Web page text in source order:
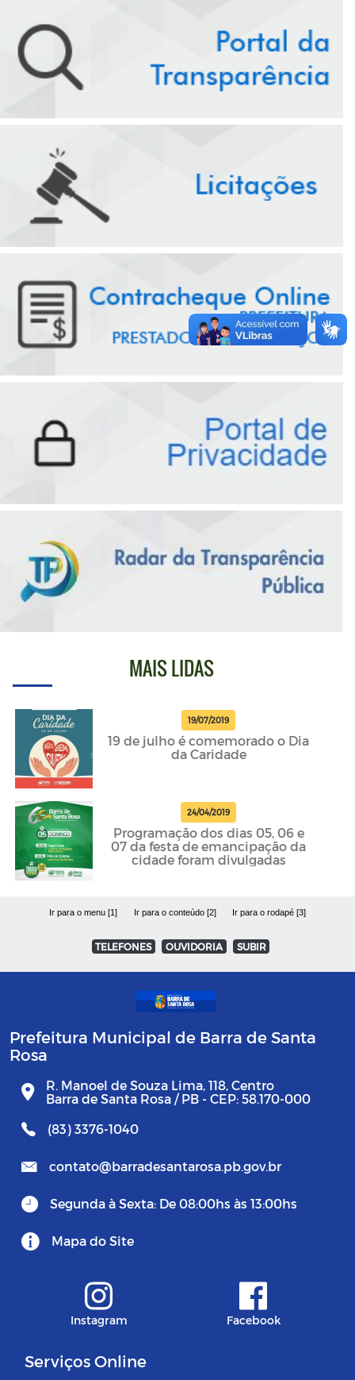
MAIS LIDAS
19/07/2019
19 de julho é comemorado o Dia
da Caridade
24/04/2019
Programação dos dias 05, 06 e
07 da festa de emancipação da
cidade foram divulgadas
Ir para o menu [1] Ir para o conteúdo [2] Ir para o rodapé [3]
TELEFONES OUVIDORIA SUBIR
Prefeitura Municipal de Barra de Santa
Rosa
R. Manoel de Souza Lima, 118, Centro
Barra de Santa Rosa / PB - CEP: 58.170-000
(83) 3376-1040
contato@barradesantarosa.pb.gov.br
Segunda à Sexta: De 08:00hs às 13:00hs
Mapa do Site
Instagram Facebook
Serviços Online